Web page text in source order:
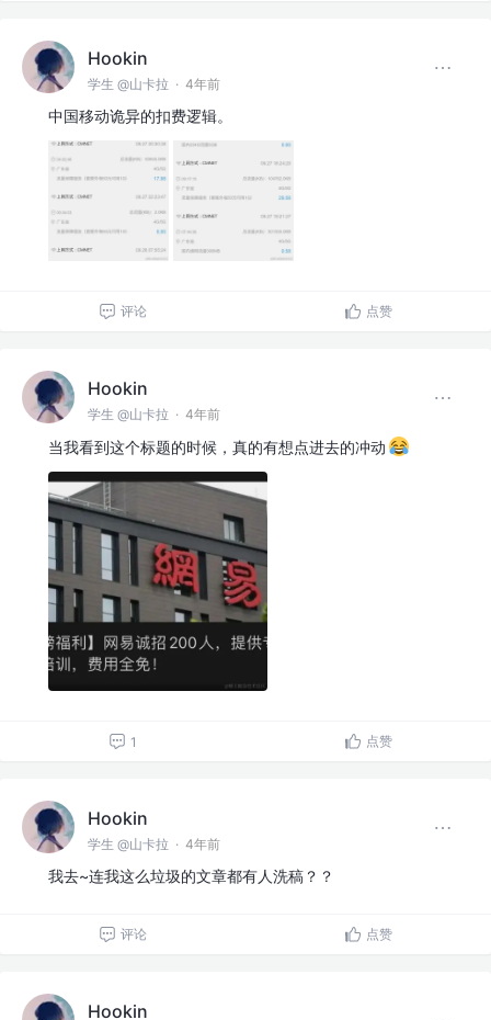
Hookin
学生 @山卡拉 · 4年前
中国移动诡异的扣费逻辑。
评论 点赞
Hookin
学生 @山卡拉 · 4年前
当我看到这个标题的时候，真的有想点进去的冲动
1 点赞
Hookin
学生 @山卡拉 · 4年前
我去~连我这么垃圾的文章都有人洗稿？？
评论 点赞
Hookin